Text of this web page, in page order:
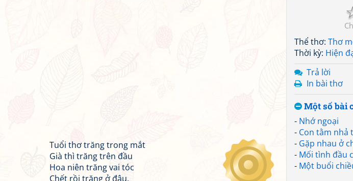
Thể thơ: Thơ
Thời kỳ: Hiện
Trả lời
In bài thơ
Một số bài
- Nhớ ngoại
- Con tằm nhả
- Gặp nhau ở
- Mối tình đầu
- Một buổi
Tuổi thơ trăng trong mắt
Già thì trăng trên đầu
Hoa niên trăng vai tóc
Chết rồi trăng ở đâu.